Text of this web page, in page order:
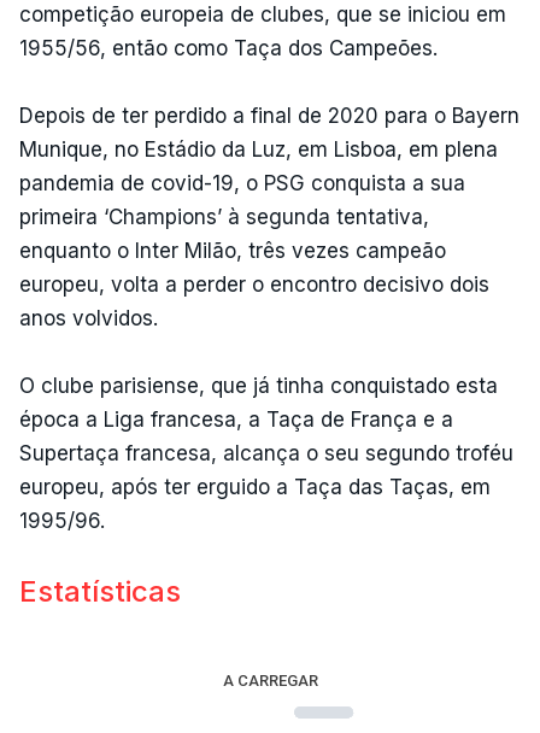
competição europeia de clubes, que se iniciou em
1955/56, então como Taça dos Campeões.
Depois de ter perdido a final de 2020 para o Bayern
Munique, no Estádio da Luz, em Lisboa, em plena
pandemia de covid-19, o PSG conquista a sua
primeira ‘Champions’ à segunda tentativa,
enquanto o Inter Milão, três vezes campeão
europeu, volta a perder o encontro decisivo dois
anos volvidos.
O clube parisiense, que já tinha conquistado esta
época a Liga francesa, a Taça de França e a
Supertaça francesa, alcança o seu segundo troféu
europeu, após ter erguido a Taça das Taças, em
1995/96.
Estatísticas
A CARREGAR